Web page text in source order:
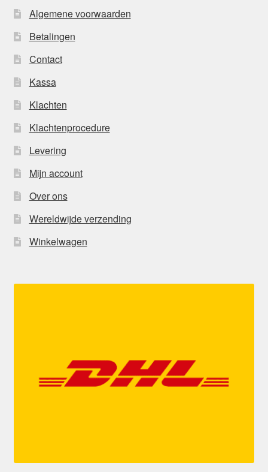
Algemene voorwaarden
Betalingen
Contact
Kassa
Klachten
Klachtenprocedure
Levering
Mijn account
Over ons
Wereldwijde verzending
Winkelwagen